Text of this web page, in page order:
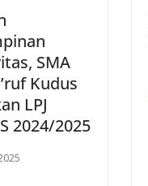
SMA
Kudus
LPJ
2024/2025